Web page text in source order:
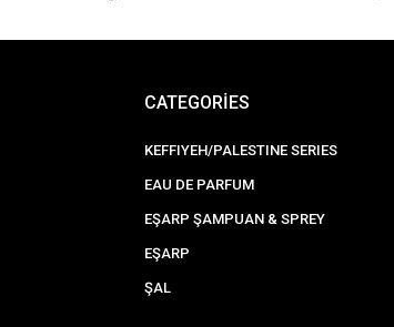
CATEGORİES
KEFFIYEH/PALESTINE SERIES
EAU DE PARFUM
EŞARP ŞAMPUAN & SPREY
EŞARP
ŞAL